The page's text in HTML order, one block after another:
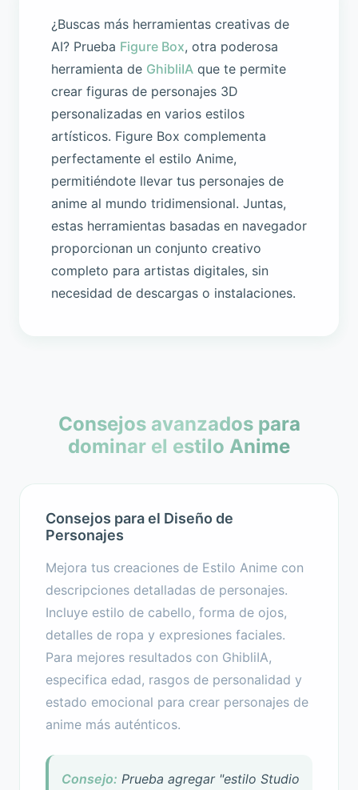
¿Buscas más herramientas creativas de
AI? Prueba Figure Box, otra poderosa
herramienta de GhibliIA que te permite
crear figuras de personajes 3D
personalizadas en varios estilos
artísticos. Figure Box complementa
perfectamente el estilo Anime,
permitiéndote llevar tus personajes de
anime al mundo tridimensional. Juntas,
estas herramientas basadas en navegador
proporcionan un conjunto creativo
completo para artistas digitales, sin
necesidad de descargas o instalaciones.
Consejos avanzados para
dominar el estilo Anime
Consejos para el Diseño de
Personajes
Mejora tus creaciones de Estilo Anime con
descripciones detalladas de personajes.
Incluye estilo de cabello, forma de ojos,
detalles de ropa y expresiones faciales.
Para mejores resultados con GhibliIA,
especifica edad, rasgos de personalidad y
estado emocional para crear personajes de
anime más auténticos.
Consejo: Prueba agregar "estilo Studio